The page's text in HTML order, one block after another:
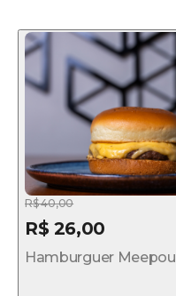
R$ 40,00
R$ 26,00
Hamburguer Meepou